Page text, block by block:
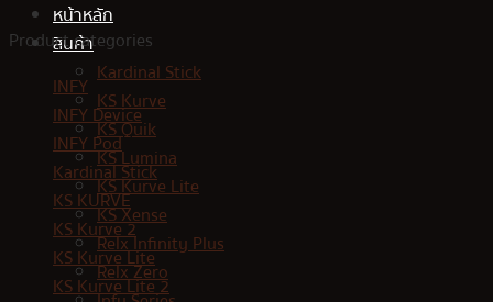
หน้าหลัก
สินค้า
Kardinal Stick
KS Kurve
KS Quik
KS Lumina
KS Kurve Lite
KS Xense
Relx Infinity Plus
Relx Zero
Product categories
INFY
INFY Device
INFY Pod
Kardinal Stick
KS KURVE
KS Kurve 2
KS Kurve Lite
KS Kurve Lite 2